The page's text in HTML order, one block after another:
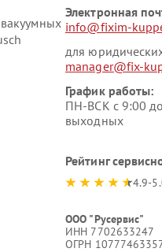
Электронная
info@fixim-
для
manager@fix-
График работы:
ПН-ВСК с 9:00
выходных
Рейтинг
4.9-
ООО "Русервис"
ИНН 7702633247
ОГРН